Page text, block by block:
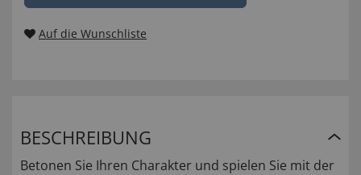
Auf die Wunschliste
BESCHREIBUNG
Betonen Sie Ihren Charakter und spielen Sie mit der